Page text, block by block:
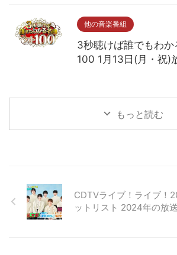
他の音楽番組
3秒聴けば誰でもわか
100 1月13日(月・祝)
もっと読む
CDTVライブ！ライブ！
ットリスト 2024年の放